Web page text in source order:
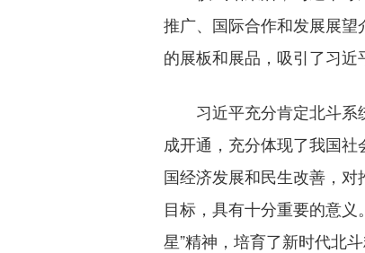
推广、国际合作和发展展
的展板和展品，吸引了习近
习近平充分肯定北斗系
成开通，充分体现了我国
国经济发展和民生改善，
目标，具有十分重要的意
星”精神，培育了新时代北